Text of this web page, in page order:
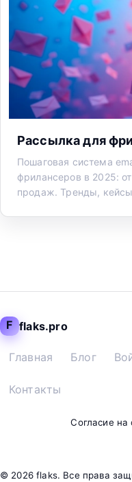
Рассылка для
Пошаговая система
фрилансеров в 2025:
продаж. Тренды,
F flaks.pro
Главная Блог
Контакты
Согласие на
© 2026flaks. Все права